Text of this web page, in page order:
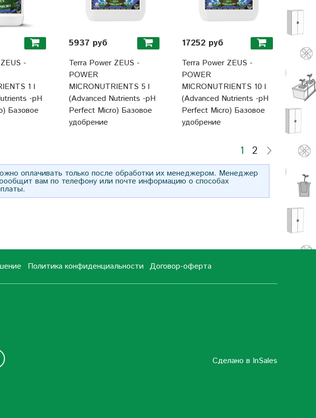
-
1 l
-pH
Базовое
5937 руб
Terra Power ZEUS -
POWER
MICRONUTRIENTS 5 l
(Advanced Nutrients -pH
Perfect Micro) Базовое
удобрение
17252 руб
Terra Power ZEUS -
POWER
MICRONUTRIENTS 10 l
(Advanced Nutrients -pH
Perfect Micro) Базовое
удобрение
1 2
оплачивать только после обработки их менеджером. Менеджер
вам по телефону или почте информацию о способах
Политика конфиденциальности Договор-оферта
Сделано в InSales